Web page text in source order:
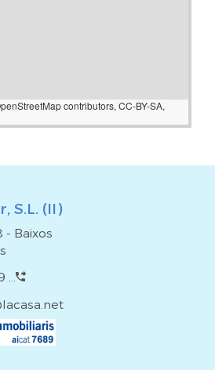
contributors, CC-BY-SA,
S.L. (II)
- Baixos